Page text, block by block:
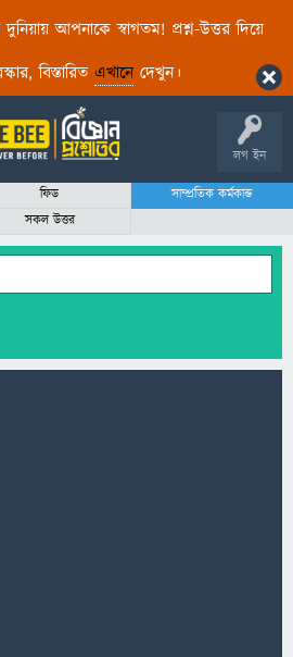
দুনিয়ায় আপনাকে স্বাগতম! প্রশ্ন-উত্তর দিয়ে
বিস্তারিত এখানেদেখুন।
লগ ইন
ফিড
সাম্প্রতিক কর্মকান্ড
সকল উত্তর